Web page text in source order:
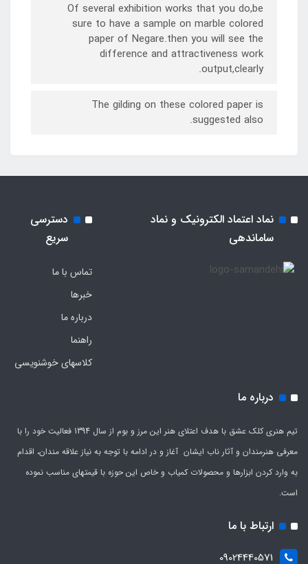
Of several exhibition works that you do,be
sure to have a sample on marble colored
paper of Negare.then you will see the
difference and attractiveness work
output,clearly.
The gilding on these colored paper is
suggested also.
نماد اعتماد الکترونیک و نماد
ساماندهی
دسترسی
سریع
تماس با ما
خبرها
درباره ما
راهنما
کلاسهای خوشنویسی
درباره ما
تیم هنری کلک عشق با هدف اعتلای هنر این مرز و بوم از سال 1394 فعالیت خود را با
معرفی هنرمندان و آثار ناب ایشان آغاز و در ادامه با توجه به نیاز علاقه مندان، اقدام
به وارد کردن ابزارها و محصولات کمیاب و خاص این حوزه با قیمتهای مناسب نموده
است.
ارتباط با ما
09024440571